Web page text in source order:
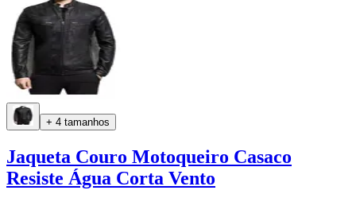
+ 4 tamanhos
Jaqueta Couro Motoqueiro Casaco
Resiste Água Corta Vento